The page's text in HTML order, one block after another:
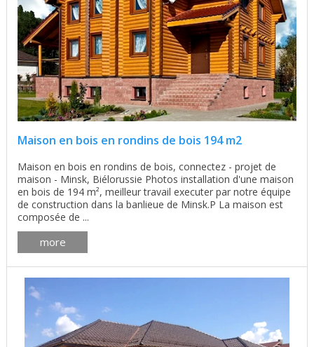
Maison en bois en rondins de bois 194 m2
Maison en bois en rondins de bois, connectez - projet de
maison - Minsk, Biélorussie Photos installation d'une maison
en bois de 194 m², meilleur travail executer par notre équipe
de construction dans la banlieue de Minsk.P La maison est
composée de ...
more